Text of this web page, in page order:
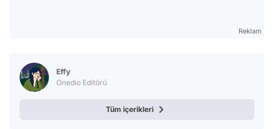
Reklam
Effy
Onedio Editörü
Tüm içerikleri